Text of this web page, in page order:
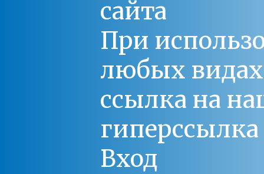
сайта
При
любых
ссылка на
Вход